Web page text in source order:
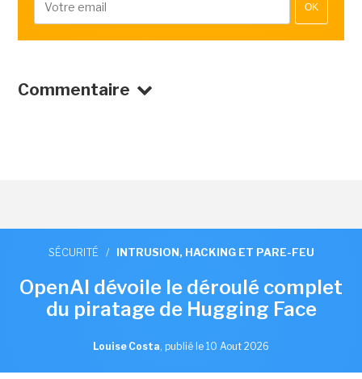
OK
Commentaire
SÉCURITÉ / INTRUSION, HACKING ET PARE-FEU
OpenAI dévoile le déroulé complet
du piratage de Hugging Face
Louise Costa, publié le 10 Aout 2026